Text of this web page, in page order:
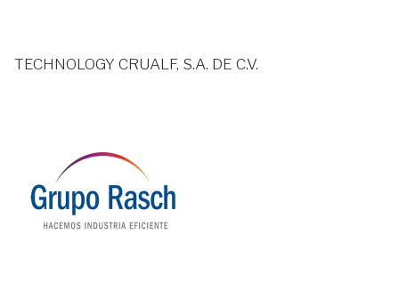
TECHNOLOGY CRUALF, S.A. DE C.V.